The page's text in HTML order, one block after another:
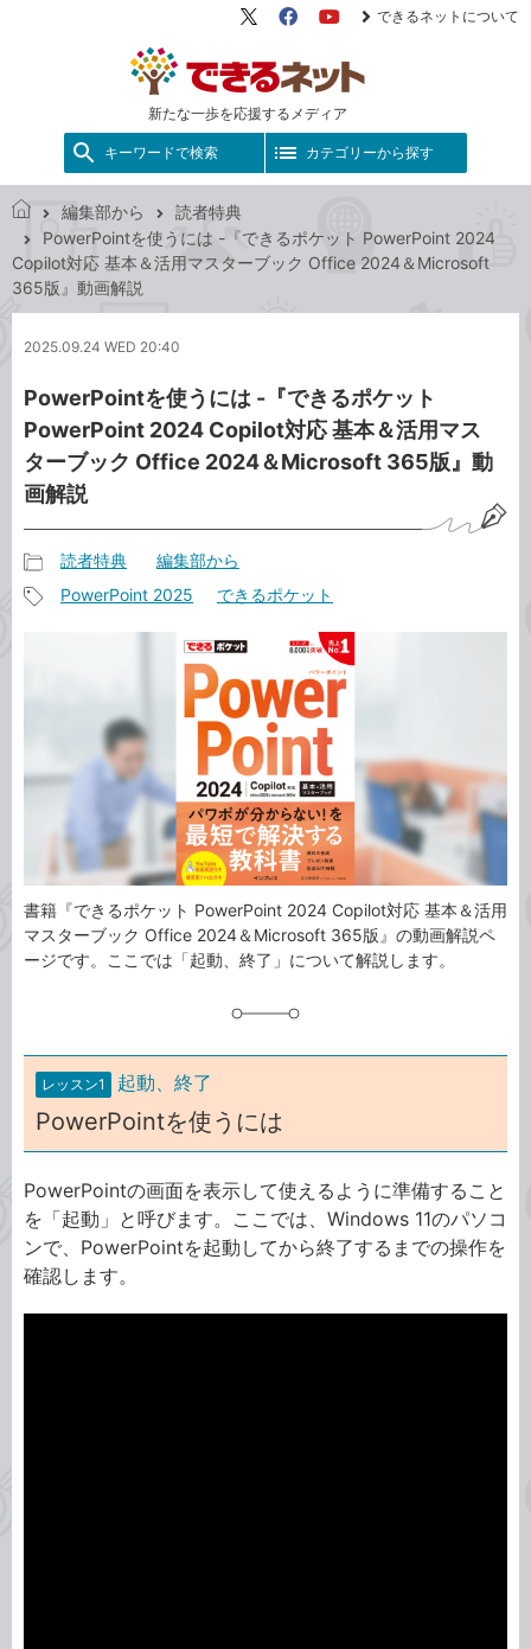
新たな一歩を応援するメディア
X（旧
FacebookYouTube
できるネットについて
キーワードで検索 カテゴリーから探す
で
き
る
ト
編集部から
読者特典
PowerPointを使うには -『できるポケット PowerPoint 2024
Copilot対応 基本＆活用マスターブック Office 2024＆Microsoft
365版』動画解説
2025.09.24 WED 20:40
PowerPointを使うには -『できるポケット
PowerPoint 2024 Copilot対応 基本＆活用マス
ターブック Office 2024＆Microsoft 365版』動
画解説
事
読者特典 編集部から
PowerPoint 2025 できるポケット
書籍『できるポケット PowerPoint 2024 Copilot対応 基本＆活用
マスターブック Office 2024＆Microsoft 365版』の動画解説ペ
ージです。ここでは「起動、終了」について解説します。
レッスン1 起動、終了
PowerPointを使うには
PowerPointの画面を表示して使えるように準備すること
を「起動」と呼びます。ここでは、Windows 11のパソコ
ンで、PowerPointを起動してから終了するまでの操作を
確認します。